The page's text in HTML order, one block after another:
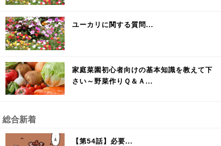
ユーカリに関する質問...
家庭菜園初心者向けの基本知識を教えて下
さい～野菜作りＱ＆Ａ...
総合新着
【第54話】必要...